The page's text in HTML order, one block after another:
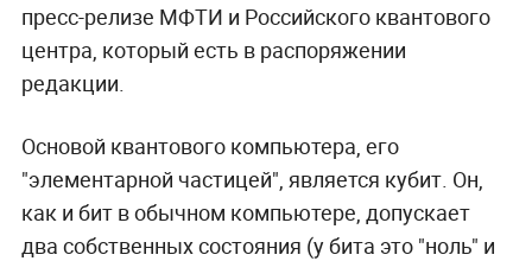
пресс-релизе МФТИ и Российского квантового
центра, который есть в распоряжении
редакции.
Основой квантового компьютера, его
"элементарной частицей", является кубит. Он,
как и бит в обычном компьютере, допускает
два собственных состояния (у бита это "ноль" и